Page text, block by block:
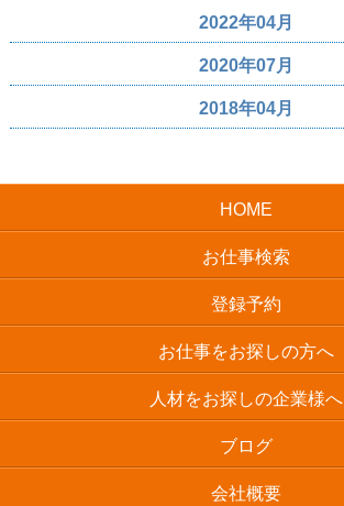
2022年04月
2020年07月
2018年04月
HOME
お仕事検索
登録予約
お仕事をお探しの方へ
人材をお探しの企業様へ
ブログ
会社概要